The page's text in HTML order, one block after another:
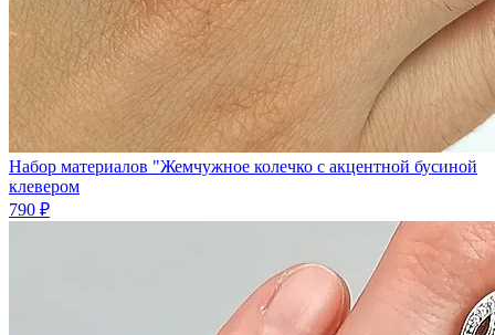
Набор материалов "Жемчужное колечко с акцентной бусиной
клевером
790 ₽